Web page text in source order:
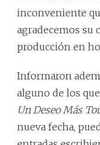
inconveniente
agradecemos su
producción en
Informaron
alguno de los
Un Deseo Más
nueva fecha,